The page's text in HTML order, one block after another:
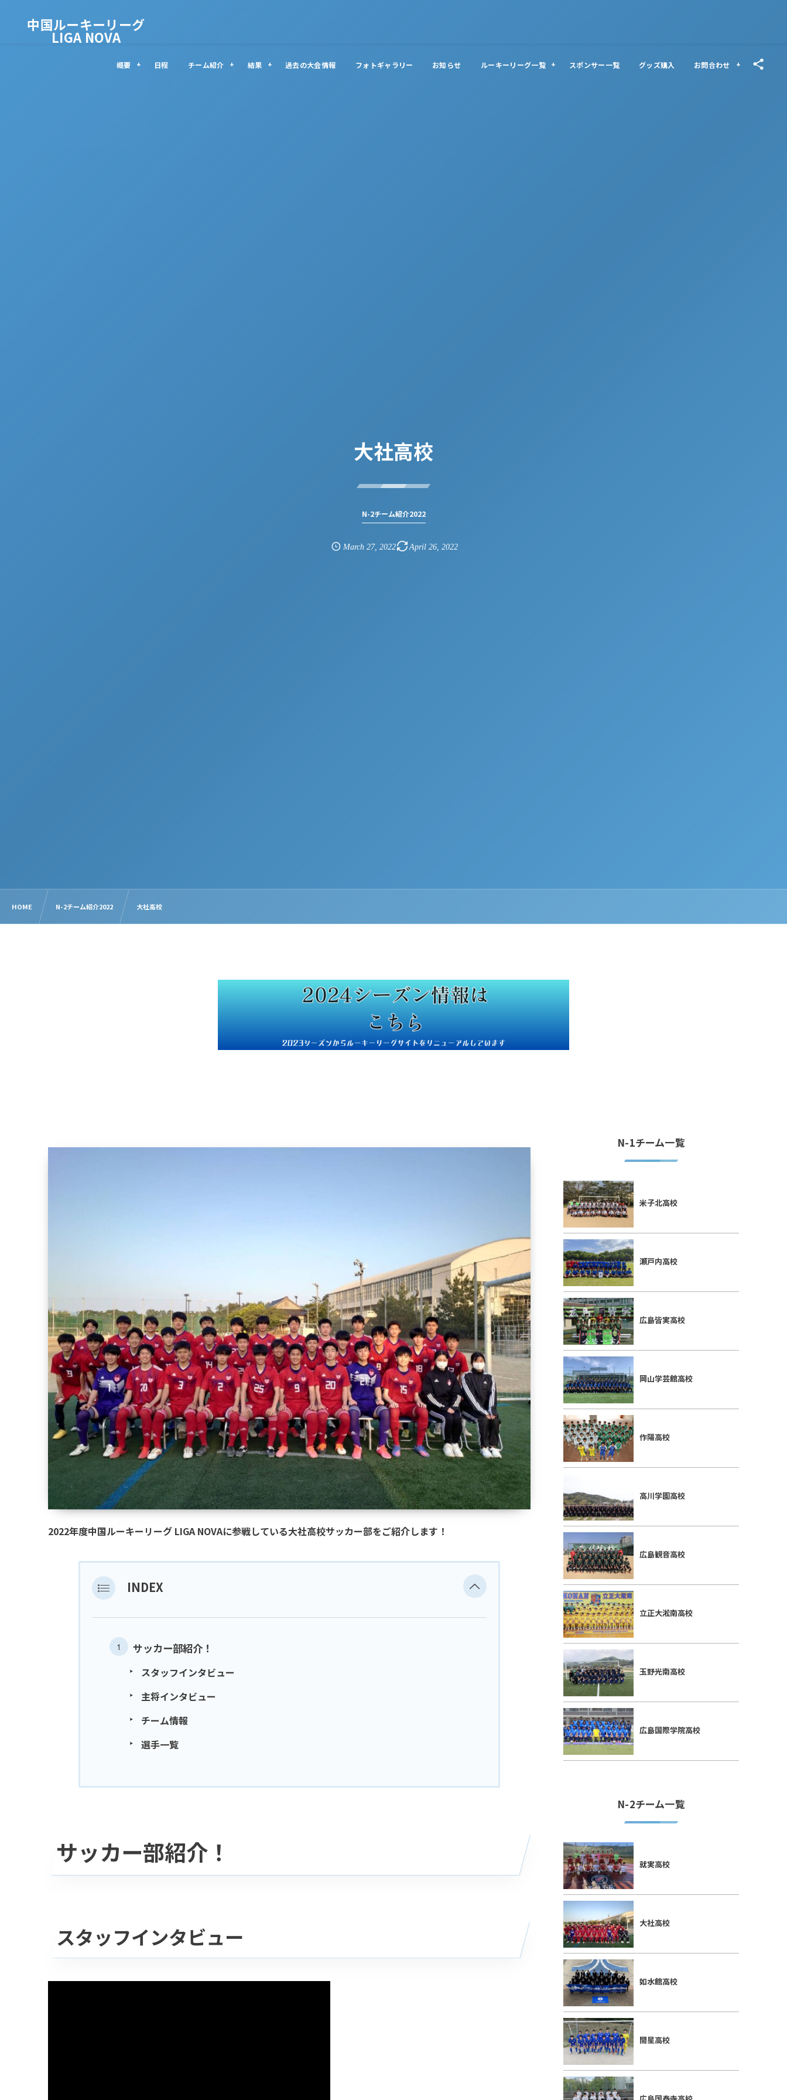
中国ルーキーリーグ
LIGA NOVA
概要 日程 チーム紹介 結果 過去の大会情報 フォトギャラリー お知らせ ルーキーリーグ一覧 スポンサー一覧 グッズ購入 お問合わせ
大社高校
N-2チーム紹介2022
March 27, 2022 April 26, 2022
HOME N-2チーム紹介2022 大社高校
2022年度中国ルーキーリーグ LIGA NOVAに参戦している大社高校サッカー部をご紹介します！
INDEX
サッカー部紹介！
スタッフインタビュー
主将インタビュー
チーム情報
選手一覧
サッカー部紹介！
スタッフインタビュー
N-1チーム一覧
米子北高校
瀬戸内高校
広島皆実高校
岡山学芸館高校
作陽高校
高川学園高校
広島観音高校
立正大淞南高校
玉野光南高校
広島国際学院高校
N-2チーム一覧
就実高校
大社高校
如水館高校
開星高校